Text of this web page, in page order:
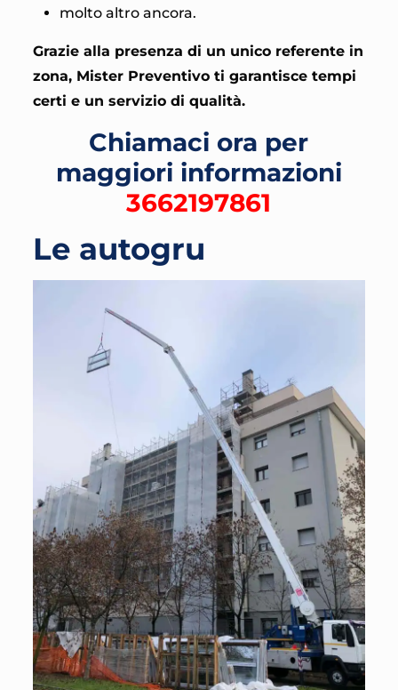
molto altro ancora.
Grazie alla presenza di un unico referente in
zona, Mister Preventivo ti garantisce tempi
certi e un servizio di qualità.
Chiamaci ora per
maggiori informazioni
3662197861
Le autogru